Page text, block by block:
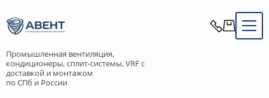
Промышленная вентиляция,
кондиционеры, сплит-системы, VRF с
доставкой и монтажом
по СПб и России